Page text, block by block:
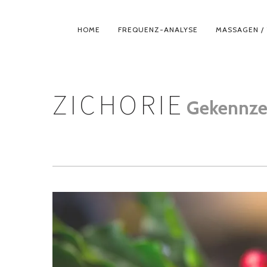
PRIMÄR-
HOME FREQUENZ-ANALYSE MASSAGEN /
ZICHORIE